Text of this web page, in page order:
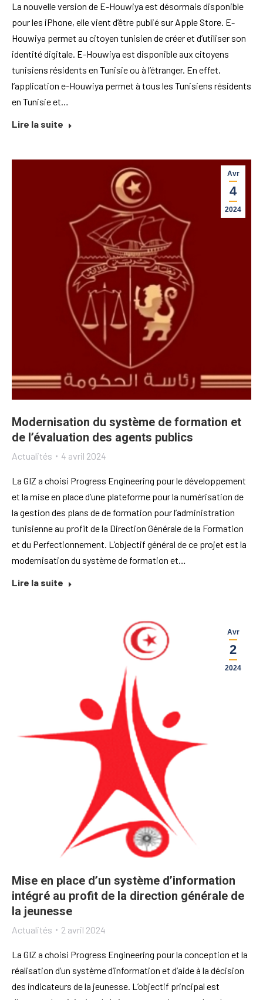
La nouvelle version de E-Houwiya est désormais disponible
pour les iPhone, elle vient d’être publié sur Apple Store. E-
Houwiya permet au citoyen tunisien de créer et d’utiliser son
identité digitale. E-Houwiya est disponible aux citoyens
tunisiens résidents en Tunisie ou à l’étranger. En effet,
l’application e-Houwiya permet à tous les Tunisiens résidents
en Tunisie et…
Lire la suite
Avr
4
2024
Modernisation du système de formation et
de l’évaluation des agents publics
Actualités 4 avril 2024
La GIZ a choisi Progress Engineering pour le développement
et la mise en place d’une plateforme pour la numérisation de
la gestion des plans de de formation pour l’administration
tunisienne au profit de la Direction Générale de la Formation
et du Perfectionnement. L’objectif général de ce projet est la
modernisation du système de formation et…
Lire la suite
Avr
2
2024
Mise en place d’un système d’information
intégré au profit de la direction générale de
la jeunesse
Actualités 2 avril 2024
La GIZ a choisi Progress Engineering pour la conception et la
réalisation d’un système d’information et d’aide à la décision
des indicateurs de la jeunesse. L’objectif principal est